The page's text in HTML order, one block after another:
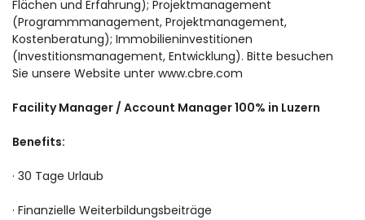
Flächen und Erfahrung); Projektmanagement
(Programmmanagement, Projektmanagement,
Kostenberatung); Immobilieninvestitionen
(Investitionsmanagement, Entwicklung). Bitte besuchen
Sie unsere Website unter www.cbre.com
Facility Manager / Account Manager 100% in Luzern
Benefits:
· 30 Tage Urlaub
· Finanzielle Weiterbildungsbeiträge